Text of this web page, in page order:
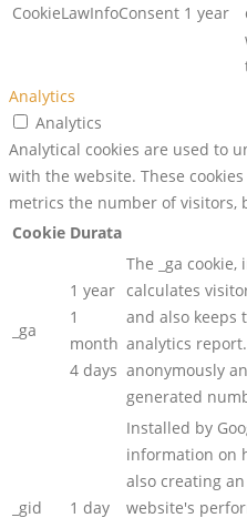
CookieLawInfoConsent 1 year
Analytics
Analytics
Analytical cookies are used to
with the website. These
metrics the number of visitors,
Cookie Durata
_ga
1 year
1
month
4 days
The _ga
calculates
and also keeps
analytics
anonymously
generated
_gid 1 day
Installed by
information on
also creating
website's